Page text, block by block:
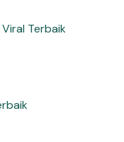
Terbaik